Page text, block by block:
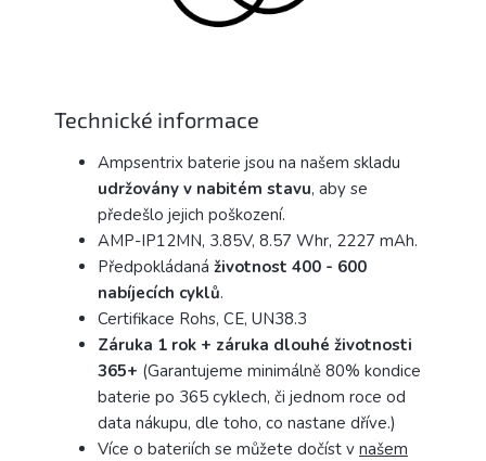
Technické informace
Ampsentrix baterie jsou na našem skladu
udržovány v nabitém stavu, aby se
předešlo jejich poškození.
AMP-IP12MN, 3.85V, 8.57 Whr, 2227 mAh.
Předpokládaná životnost 400 - 600
nabíjecích cyklů.
Certifikace Rohs, CE, UN38.3
Záruka 1 rok + záruka dlouhé životnosti
365+ (Garantujeme minimálně 80% kondice
baterie po 365 cyklech, či jednom roce od
data nákupu, dle toho, co nastane dříve.)
Více o bateriích se můžete dočíst v našem